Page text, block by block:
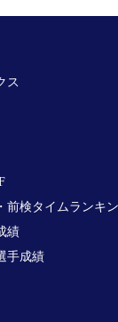
ス
前検タイムランキ
績
手成績